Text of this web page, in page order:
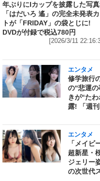
年ぶりにIカップを披露した写
「はだいろ 遙」の完全未発表
トが「FRIDAY」の袋とじに!
DVDが付録で税込780円
[2026/3/11
エンタメ
修学旅行
の“悲運
きが“た
露! 「週
エンタメ
「メイ
超新星・
ジェリー
の次世代